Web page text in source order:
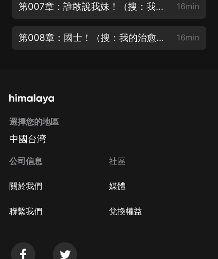
第007章：誰敢說我妹！（搜：我的治愈系遊戲，每天抽188現金紅包） 16min
第008章：國士！（搜：我的治愈系遊戲，每天抽188現金紅包） 16min
選擇您的地區
中國台湾
公司信息
關於我們
聯繫我們
社區
媒體
兌換權益